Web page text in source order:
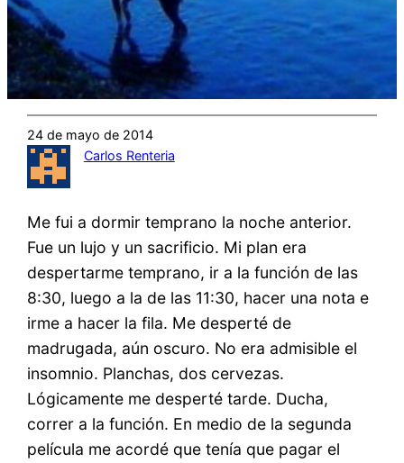
24 de mayo de 2014
Carlos Renteria
Me fui a dormir temprano la noche anterior.
Fue un lujo y un sacrificio. Mi plan era
despertarme temprano, ir a la función de las
8:30, luego a la de las 11:30, hacer una nota e
irme a hacer la fila. Me desperté de
madrugada, aún oscuro. No era admisible el
insomnio. Planchas, dos cervezas.
Lógicamente me desperté tarde. Ducha,
correr a la función. En medio de la segunda
película me acordé que tenía que pagar el